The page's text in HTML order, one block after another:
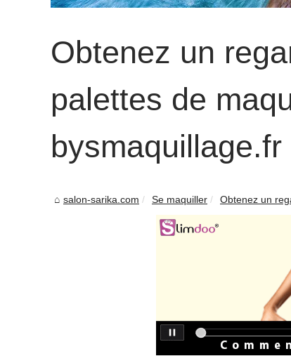
Obtenez un
palettes de
bysmaquillage.fr
salon-sarika.com Se maquiller Obtenez un